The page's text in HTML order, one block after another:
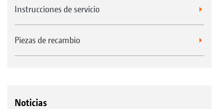
Instrucciones de servicio
Piezas de recambio
Noticias